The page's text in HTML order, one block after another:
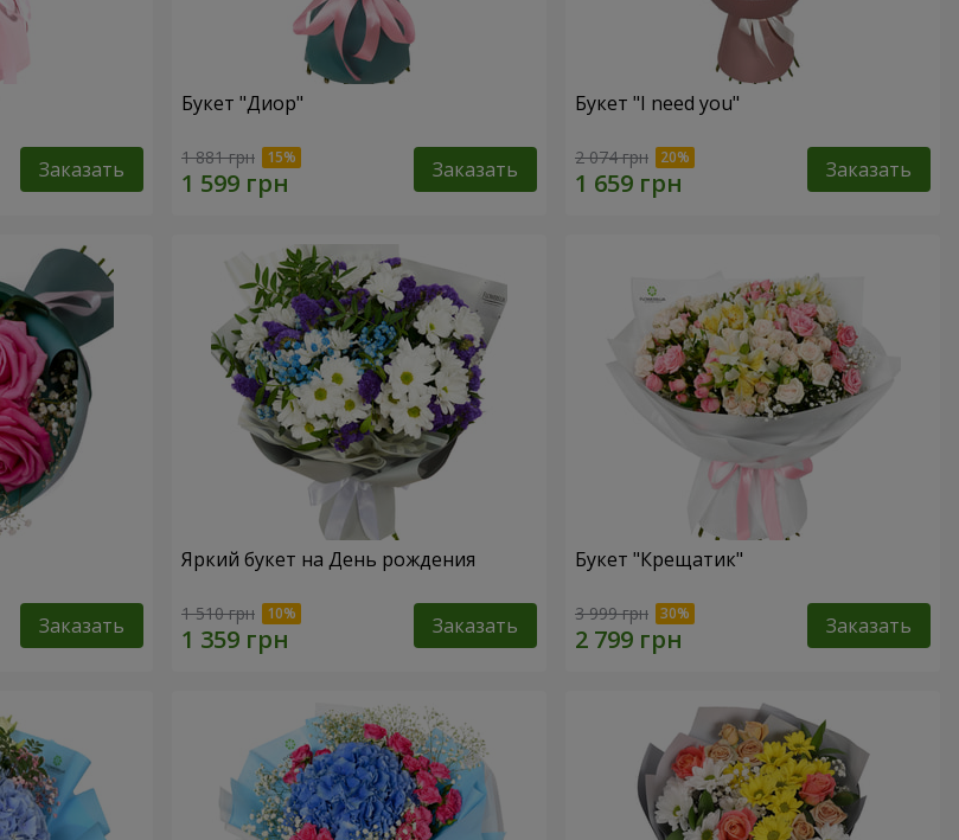
Заказать
Букет "Диор"
1 881 грн Заказать
Букет "I need you"
2 074 грн Заказать
Заказать
Яркий букет на День рождения
1 510 грн Заказать
Букет "Крещатик"
3 999 грн Заказать